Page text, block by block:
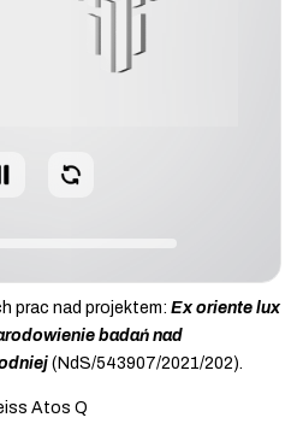
prac nad projektem: Ex oriente lux
badań nad
(NdS/543907/2021/202).
Atos Q